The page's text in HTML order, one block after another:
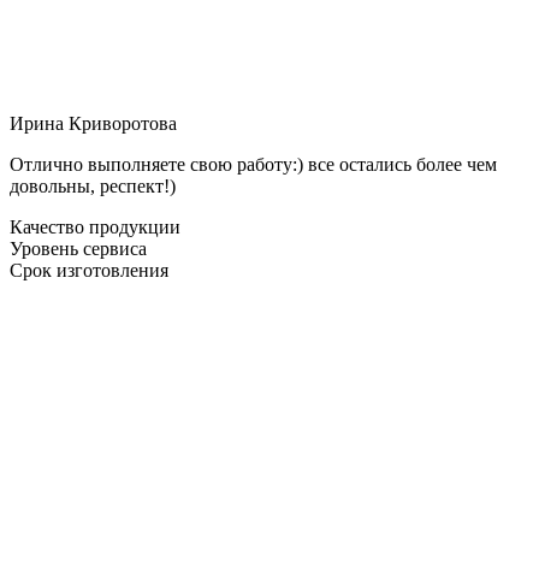
Ирина Криворотова
Отлично выполняете свою работу:) все остались более чем
довольны, респект!)
Качество продукции
Уровень сервиса
Срок изготовления